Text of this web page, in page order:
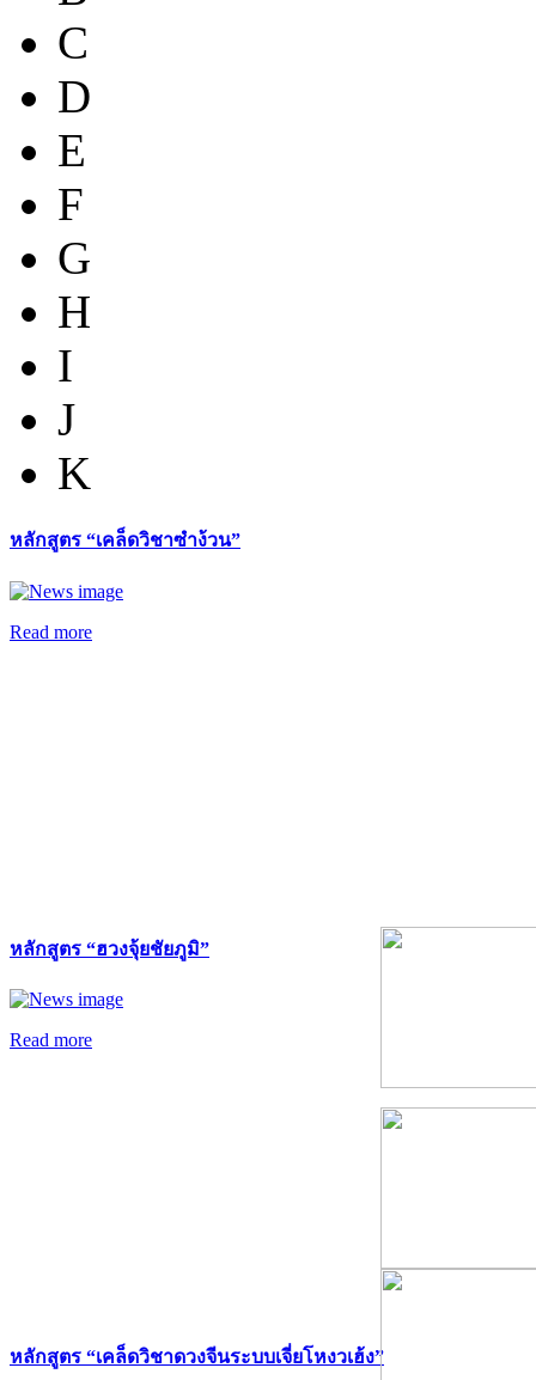
C
D
E
F
G
H
I
J
K
หลักสูตร “เคล็ดวิชาซำง้วน”
Read more
หลักสูตร “ฮวงจุ้ยชัยภูมิ”
Read more
หลักสูตร “เคล็ดวิชาดวงจีนระบบเจี่ยโหงวเฮ้ง”